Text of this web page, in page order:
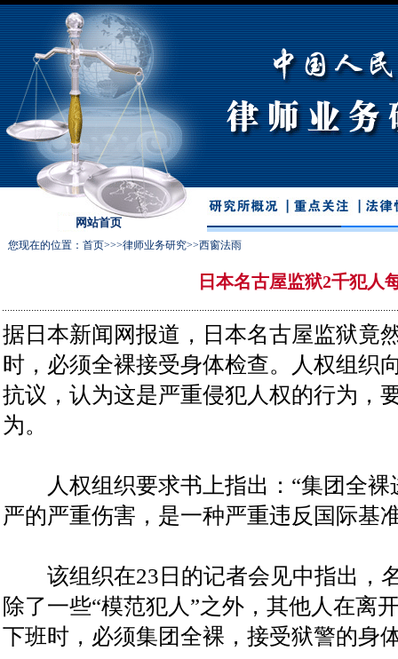
网站首页
您现在的位置： 首页>>>律师业务研究>>西窗法雨
日本名古屋监狱2千犯人
据日本新闻网报道，日本名古屋监狱竟
时，必须全裸接受身体检查。人权组织
抗议，认为这是严重侵犯人权的行为，
为。
人权组织要求书上指出：“集团全裸
严的严重伤害，是一种严重违反国际基
该组织在23日的记者会见中指出，
除了一些“模范犯人”之外，其他人在离
下班时，必须集团全裸，接受狱警的身